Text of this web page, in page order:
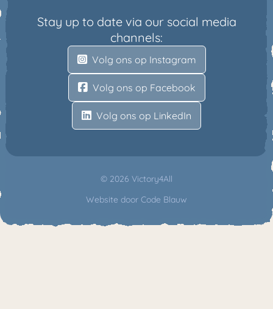
Stay up to date via our social media
channels:
Volg ons op Instagram
Volg ons op Facebook
Volg ons op LinkedIn
© 2026 Victory4All
Website door Code Blauw